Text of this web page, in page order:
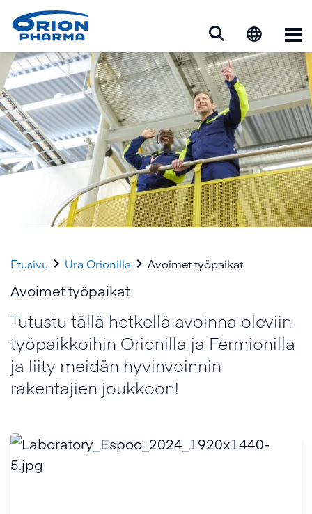
Etusivu  Ura Orionilla  Avoimet työpaikat
Avoimet työpaikat
Tutustu tällä hetkellä avoinna oleviin
työpaikkoihin Orionilla ja Fermionilla
ja liity meidän hyvinvoinnin
rakentajien joukkoon!